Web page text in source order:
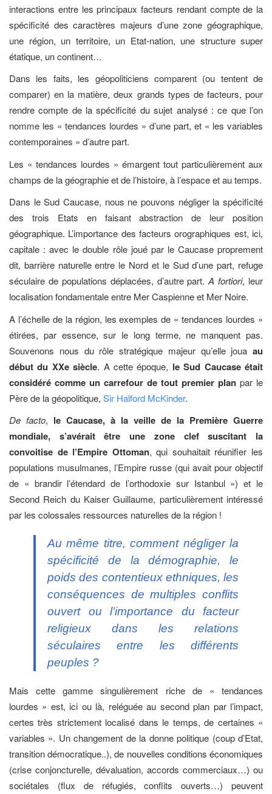
interactions entre les principaux facteurs rendant compte de la
spécificité des caractères majeurs d’une zone géographique,
une région, un territoire, un Etat-nation, une structure super
étatique, un continent…
Dans les faits, les géopoliticiens comparent (ou tentent de
comparer) en la matière, deux grands types de facteurs, pour
rendre compte de la spécificité du sujet analysé : ce que l’on
nomme les « tendances lourdes » d’une part, et « les variables
contemporaines » d’autre part.
Les « tendances lourdes » émargent tout particulièrement aux
champs de la géographie et de l’histoire, à l’espace et au temps.
Dans le Sud Caucase, nous ne pouvons négliger la spécificité
des trois Etats en faisant abstraction de leur position
géographique. L’importance des facteurs orographiques est, ici,
capitale : avec le double rôle joué par le Caucase proprement
dit, barrière naturelle entre le Nord et le Sud d’une part, refuge
séculaire de populations déplacées, d’autre part.A fortiori, leur
localisation fondamentale entre Mer Caspienne et Mer Noire.
A l’échelle de la région, les exemples de « tendances lourdes »
étirées, par essence, sur le long terme, ne manquent pas.
Souvenons nous du rôle stratégique majeur qu’elle joua au
début du XXe siècle. A cette époque, le Sud Caucase était
considéré comme un carrefour de tout premier plan par le
Père de la géopolitique, Sir Halford McKinder.
De facto, le Caucase, à la veille de la Première Guerre
mondiale, s’avérait être une zone clef suscitant la
convoitise de l’Empire Ottoman, qui souhaitait réunifier les
populations musulmanes, l’Empire russe (qui avait pour objectif
de « brandir l’étendard de l’orthodoxie sur Istanbul ») et le
Second Reich du Kaiser Guillaume, particulièrement intéressé
par les colossales ressources naturelles de la région !
Au même titre, comment négliger la
spécificité de la démographie, le
poids des contentieux ethniques, les
conséquences de multiples conflits
ouvert ou l’importance du facteur
religieux dans les relations
séculaires entre les différents
peuples ?
Mais cette gamme singulièrement riche de « tendances
lourdes » est, ici ou là, reléguée au second plan par l’impact,
certes très strictement localisé dans le temps, de certaines «
variables ». Un changement de la donne politique (coup d’Etat,
transition démocratique..), de nouvelles conditions économiques
(crise conjoncturelle, dévaluation, accords commerciaux…) ou
sociétales (flux de réfugiés, conflits ouverts…) peuvent